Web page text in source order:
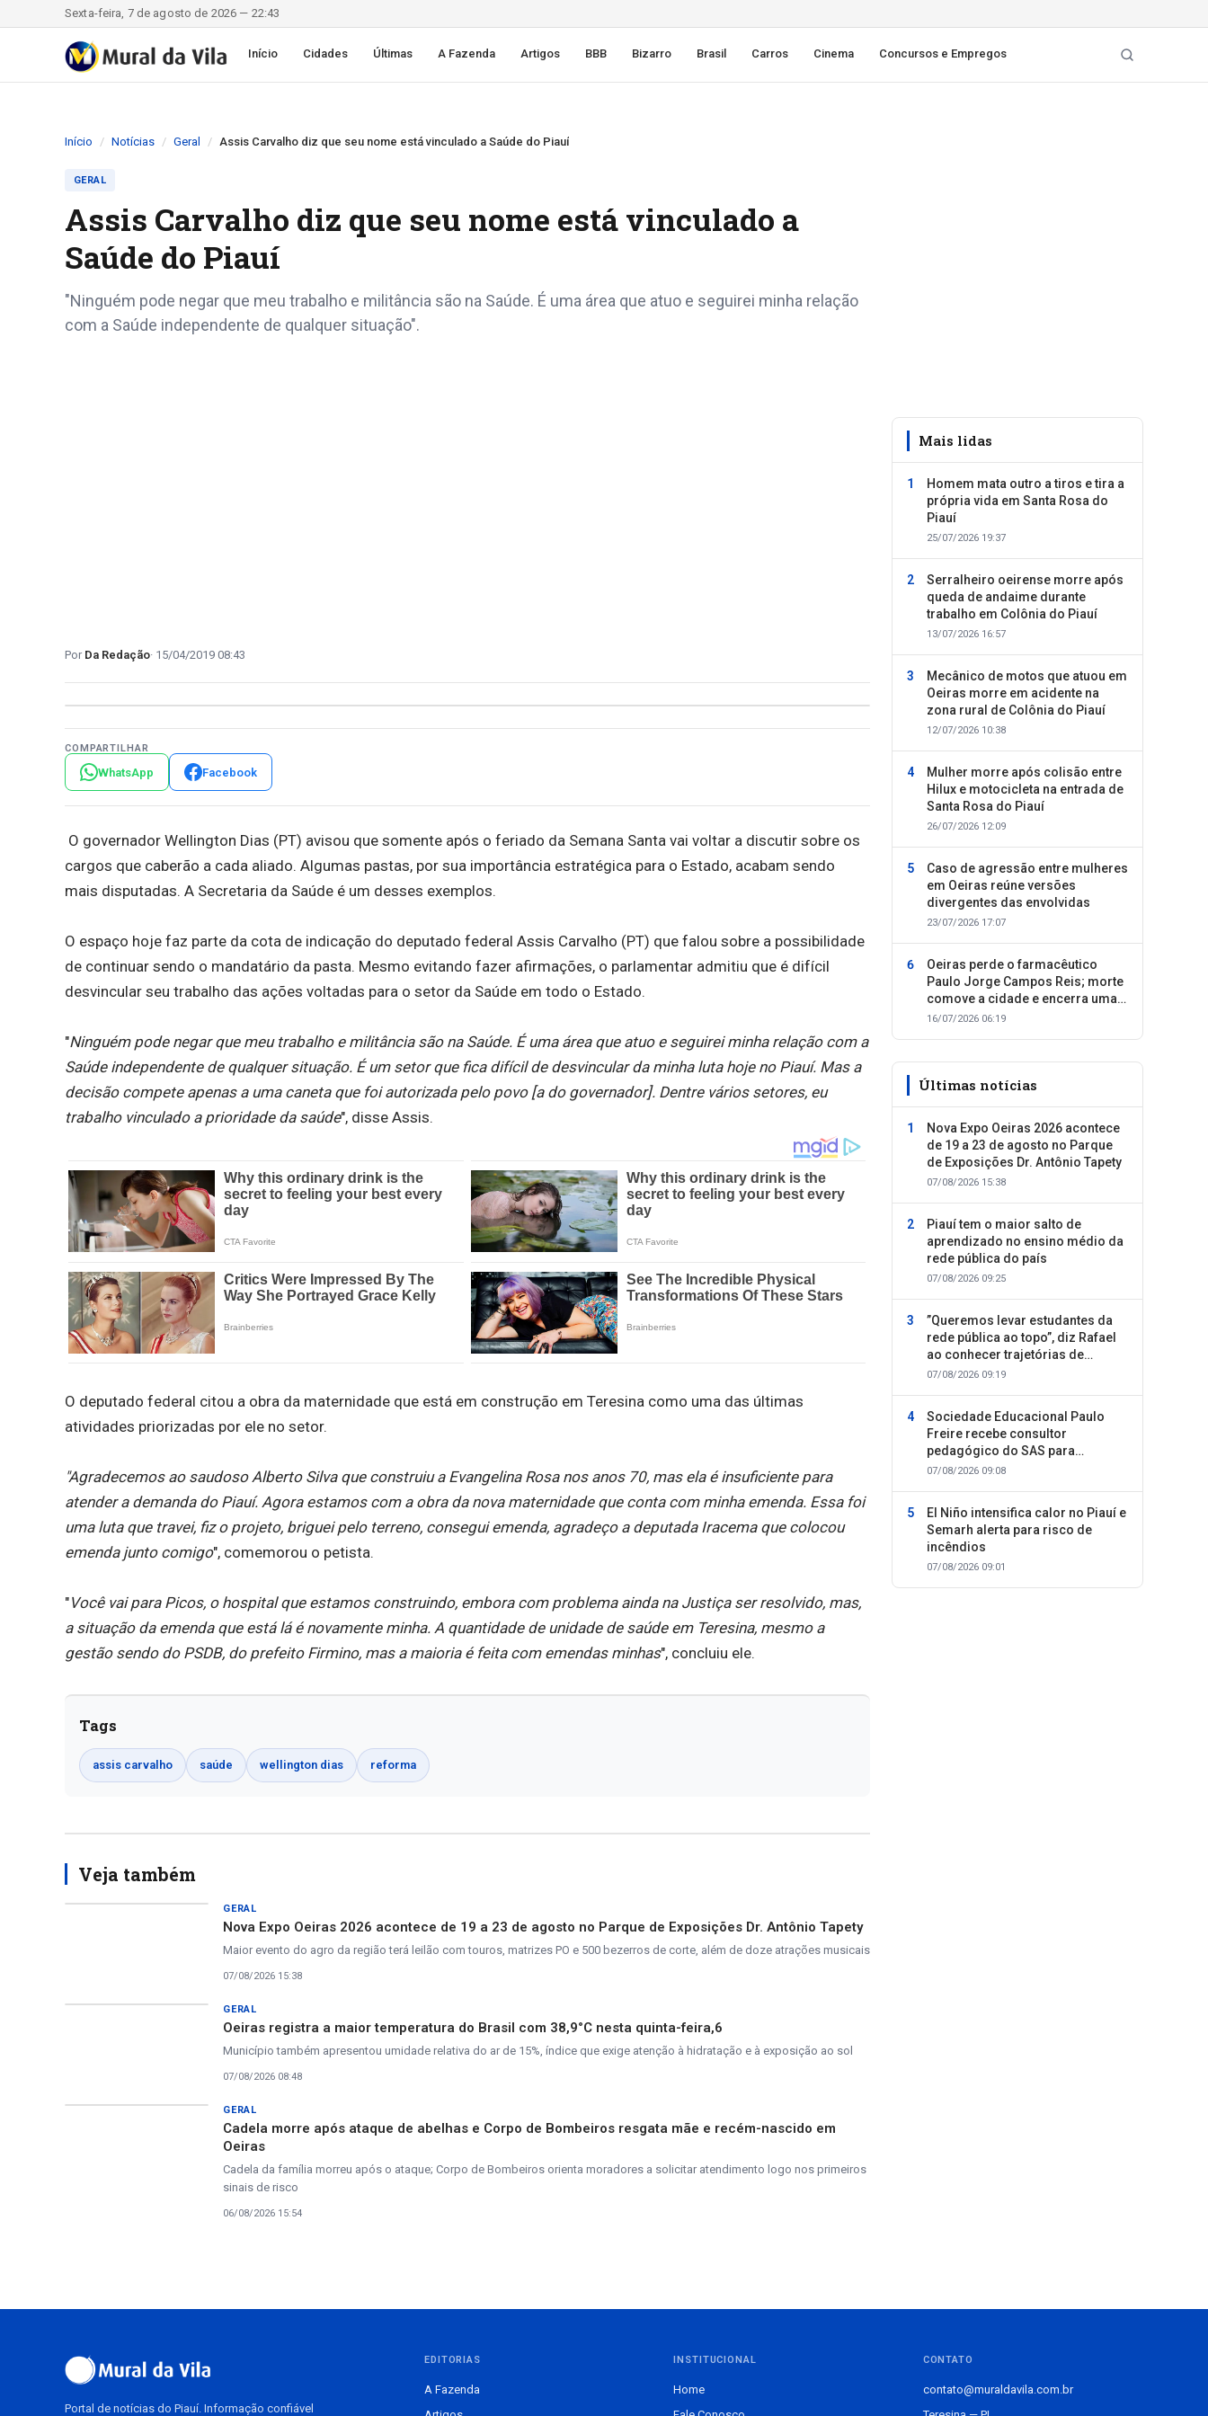
Sexta-feira, 7 de agosto de 2026 — 22:43
Início Cidades Últimas A Fazenda Artigos BBB Bizarro Brasil Carros Cinema Concursos e Empregos
Início Notícias Geral Assis Carvalho diz que seu nome está vinculado a Saúde do Piauí
GERAL
Assis Carvalho diz que seu nome está vinculado a
Saúde do Piauí
"Ninguém pode negar que meu trabalho e militância são na Saúde. É uma área que atuo e seguirei minha relação
com a Saúde independente de qualquer situação".
Da Redação 15/04/2019 08:43
COMPARTILHAR
WhatsApp Facebook
O governador Wellington Dias (PT) avisou que somente após o feriado da Semana Santa vai voltar a discutir sobre os
cargos que caberão a cada aliado. Algumas pastas, por sua importância estratégica para o Estado, acabam sendo
mais disputadas. A Secretaria da Saúde é um desses exemplos.
O espaço hoje faz parte da cota de indicação do deputado federal Assis Carvalho (PT) que falou sobre a possibilidade
de continuar sendo o mandatário da pasta. Mesmo evitando fazer afirmações, o parlamentar admitiu que é difícil
desvincular seu trabalho das ações voltadas para o setor da Saúde em todo o Estado.
"Ninguém pode negar que meu trabalho e militância são na Saúde. É uma área que atuo e seguirei minha relação com a
Saúde independente de qualquer situação. É um setor que fica difícil de desvincular da minha luta hoje no Piauí. Mas a
decisão compete apenas a uma caneta que foi autorizada pelo povo [a do governador]. Dentre vários setores, eu
trabalho vinculado a prioridade da saúde", disse Assis.
O deputado federal citou a obra da maternidade que está em construção em Teresina como uma das últimas
atividades priorizadas por ele no setor.
"Agradecemos ao saudoso Alberto Silva que construiu a Evangelina Rosa nos anos 70, mas ela é insuficiente para
atender a demanda do Piauí. Agora estamos com a obra da nova maternidade que conta com minha emenda. Essa foi
uma luta que travei, fiz o projeto, briguei pelo terreno, consegui emenda, agradeço a deputada Iracema que colocou
emenda junto comigo", comemorou o petista.
"Você vai para Picos, o hospital que estamos construindo, embora com problema ainda na Justiça ser resolvido, mas,
a situação da emenda que está lá é novamente minha. A quantidade de unidade de saúde em Teresina, mesmo a
gestão sendo do PSDB, do prefeito Firmino, mas a maioria é feita com emendas minhas", concluiu ele.
Tags
assis carvalho saúde wellington dias reforma
Veja também
GERAL
Nova Expo Oeiras 2026 acontece de 19 a 23 de agosto no Parque de Exposições Dr. Antônio Tapety
Maior evento do agro da região terá leilão com touros, matrizes PO e 500 bezerros de corte, além de doze atrações musicais
07/08/2026 15:38
GERAL
Oeiras registra a maior temperatura do Brasil com 38,9°C nesta quinta-feira,6
Município também apresentou umidade relativa do ar de 15%, índice que exige atenção à hidratação e à exposição ao sol
07/08/2026 08:48
GERAL
Cadela morre após ataque de abelhas e Corpo de Bombeiros resgata mãe e recém-nascido em
Oeiras
Cadela da família morreu após o ataque; Corpo de Bombeiros orienta moradores a solicitar atendimento logo nos primeiros
sinais de risco
06/08/2026 15:54
Mais lidas
Homem mata outro a tiros e tira a
própria vida em Santa Rosa do
Piauí
25/07/2026 19:37
Serralheiro oeirense morre após
queda de andaime durante
trabalho em Colônia do Piauí
13/07/2026 16:57
Mecânico de motos que atuou em
Oeiras morre em acidente na
zona rural de Colônia do Piauí
12/07/2026 10:38
Mulher morre após colisão entre
Hilux e motocicleta na entrada de
Santa Rosa do Piauí
26/07/2026 12:09
Caso de agressão entre mulheres
em Oeiras reúne versões
divergentes das envolvidas
23/07/2026 17:07
Oeiras perde o farmacêutico
Paulo Jorge Campos Reis; morte
comove a cidade e encerra uma
trajetória dedicada ao cuidado
16/07/2026 06:19
Últimas notícias
Nova Expo Oeiras 2026 acontece
de 19 a 23 de agosto no Parque
de Exposições Dr. Antônio Tapety
07/08/2026 15:38
Piauí tem o maior salto de
aprendizado no ensino médio da
rede pública do país
07/08/2026 09:25
”Queremos levar estudantes da
rede pública ao topo”, diz Rafael
ao conhecer trajetórias de
sucesso
07/08/2026 09:19
Sociedade Educacional Paulo
Freire recebe consultor
pedagógico do SAS para
planejamento do segundo
07/08/2026 09:08
El Niño intensifica calor no Piauí e
Semarh alerta para risco de
incêndios
07/08/2026 09:01
Portal de notícias do Piauí. Informação confiável
EDITORIAS
A Fazenda
INSTITUCIONAL
Home
CONTATO
contato@muraldavila.com.br